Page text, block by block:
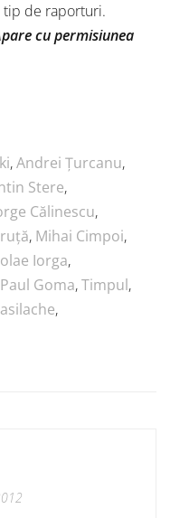
tip de raporturi.
cu permisiunea
,Andrei Țurcanu,
Stere,
Călinescu,
, Mihai Cimpoi,
Iorga,
Paul Goma,Timpul,
,